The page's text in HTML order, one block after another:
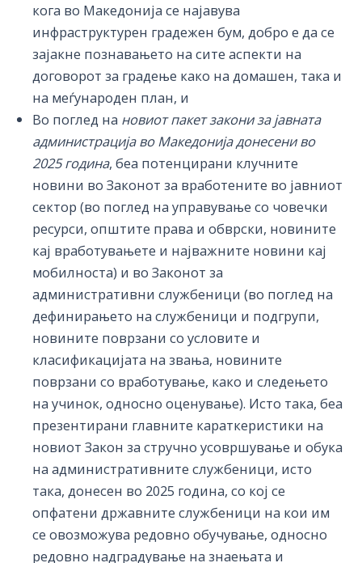
кога во Македонија се најавува
инфраструктурен градежен бум, добро е да се
зајакне познавањето на сите аспекти на
договорот за градење како на домашен, така и
на меѓународен план, и
Во поглед на новиот пакет закони за јавната
администрација во Македонија донесени во
2025 година, беа потенцирани клучните
новини во Законот за вработените во јавниот
сектор (во поглед на управување со човечки
ресурси, општите права и обврски, новините
кај вработувањете и најважните новини кај
мобилноста) и во Законот за
административни службеници (во поглед на
дефинирањето на службеници и подгрупи,
новините поврзани со условите и
класификацијата на звања, новините
поврзани со вработување, како и следењето
на учинок, односно оценување). Исто така, беа
презентирани главните караткеристики на
новиот Закон за стручно усовршување и обука
на административните службеници, исто
така, донесен во 2025 година, со кој се
опфатени државните службеници на кои им
се овозможува редовно обучување, односно
редовно надградување на знаењата и